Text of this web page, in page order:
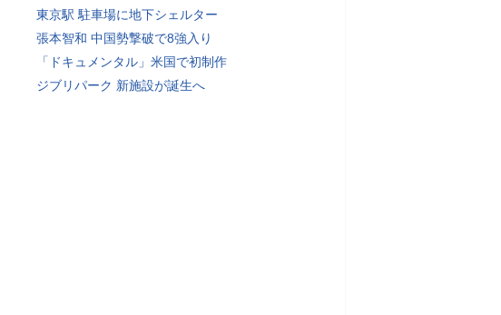
東京駅 駐車場に地下シェルター
張本智和 中国勢撃破で8強入り
「ドキュメンタル」米国で初制作
ジブリパーク 新施設が誕生へ